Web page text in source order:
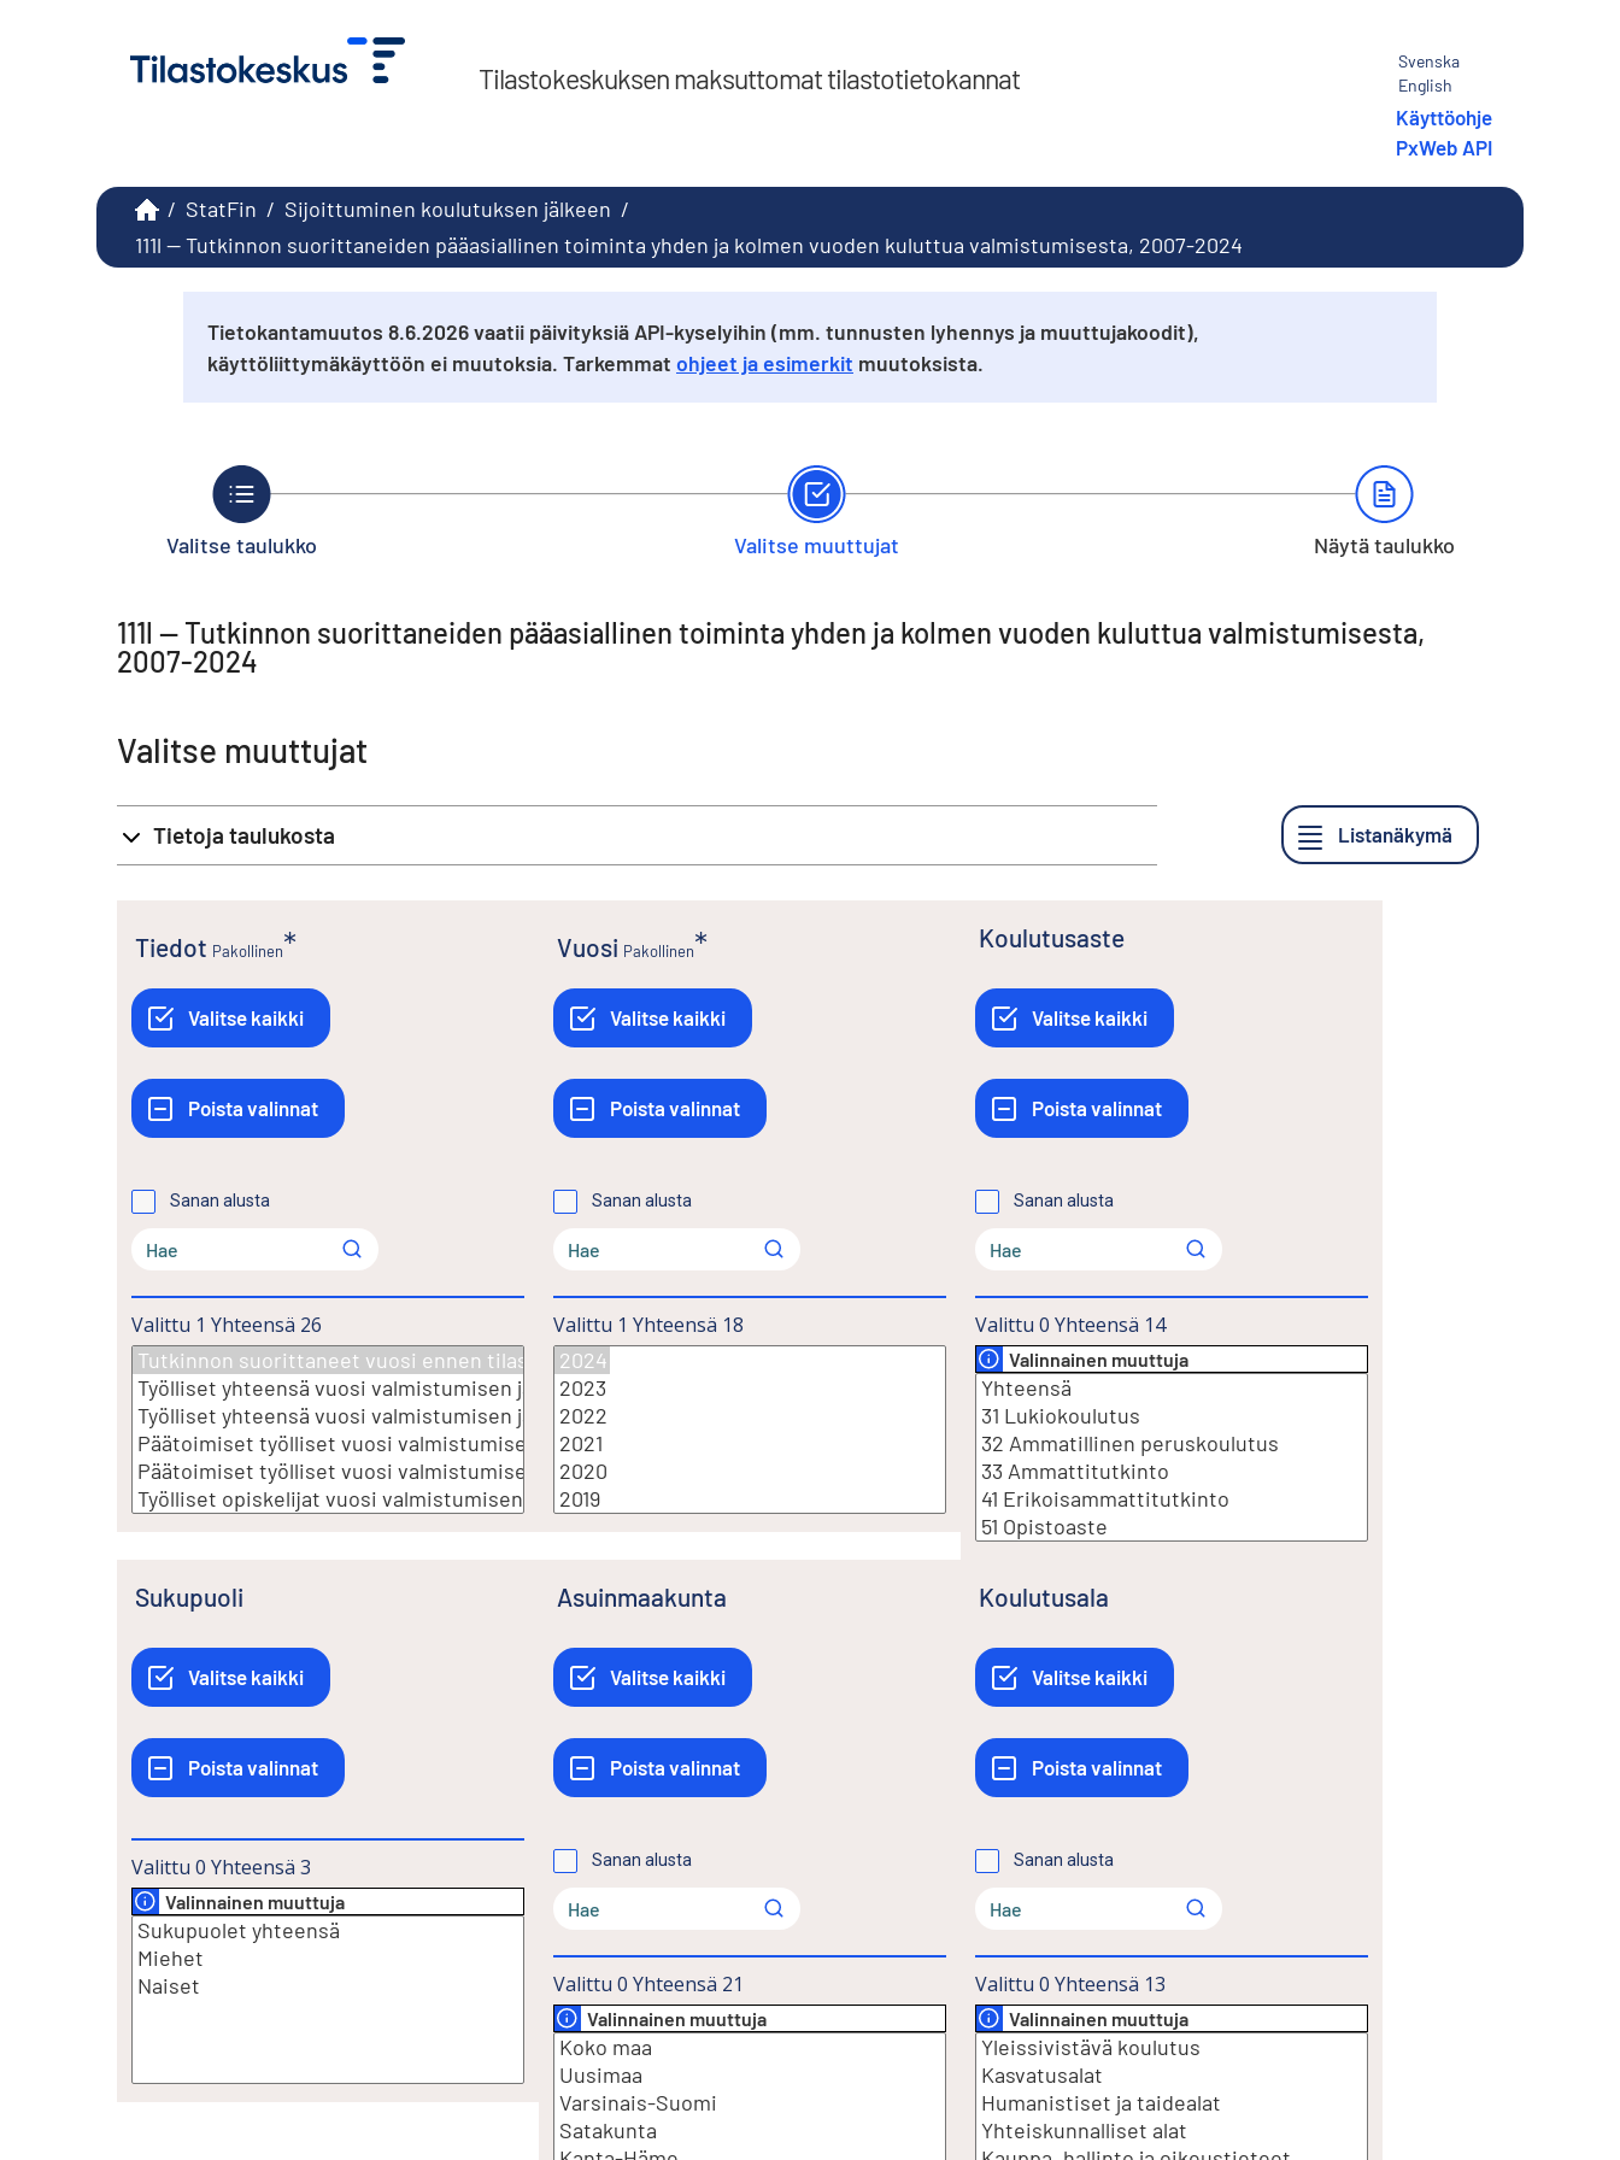
Tilastokeskuksen maksuttomat tilastotietokannat
Svenska
English
Käyttöohje
PxWeb API
/ StatFin / Sijoittuminen koulutuksen jälkeen /
111l -- Tutkinnon suorittaneiden pääasiallinen toiminta yhden ja kolmen vuoden kuluttua valmistumisesta, 2007-2024
Tietokantamuutos 8.6.2026 vaatii päivityksiä API-kyselyihin (mm. tunnusten lyhennys ja muuttujakoodit),
käyttöliittymäkäyttöön ei muutoksia. Tarkemmat ohjeet ja esimerkit muutoksista.
Valitse taulukko Valitse muuttujat Näytä taulukko
111l -- Tutkinnon suorittaneiden pääasiallinen toiminta yhden ja kolmen vuoden kuluttua valmistumisesta,
2007-2024
Valitse muuttujat
Tietoja taulukosta
Tiedot Pakollinen
Sanan alusta
Valittu 1 Yhteensä 26
Vuosi Pakollinen
Sanan alusta
Valittu 1 Yhteensä 18
Koulutusaste
Sanan alusta
Valittu 0 Yhteensä 14
Valinnainen muuttuja
Sukupuoli
Valittu 0 Yhteensä 3
Valinnainen muuttuja
Asuinmaakunta
Sanan alusta
Valittu 0 Yhteensä 21
Valinnainen muuttuja
Koulutusala
Sanan alusta
Valittu 0 Yhteensä 13
Valinnainen muuttuja